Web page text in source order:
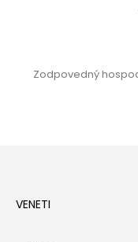
Zodpovedný
VENETI